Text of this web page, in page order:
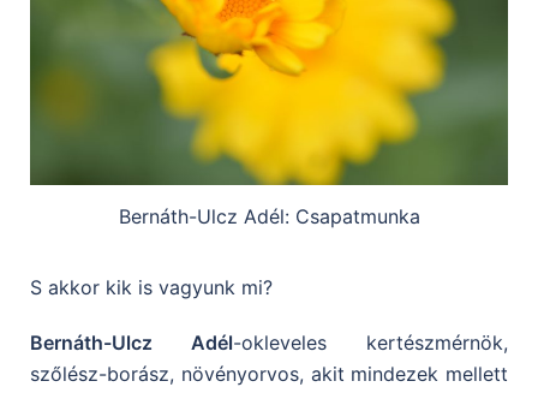
Bernáth-Ulcz Adél: Csapatmunka
S akkor kik is vagyunk mi?
Bernáth-Ulcz Adél-okleveles kertészmérnök,
szőlész-borász, növényorvos, akit mindezek mellett